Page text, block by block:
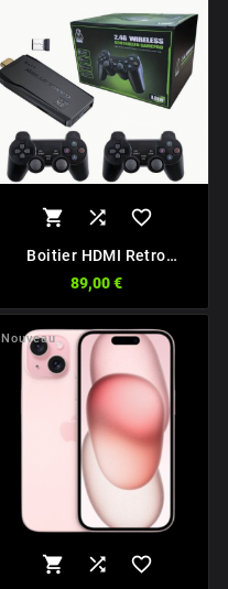
  
Boitier HDMI Retro
89,00 €
Nouveau
  